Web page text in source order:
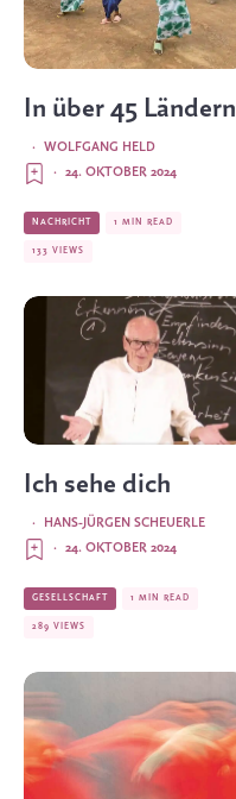
In über 45 Ländern
WOLFGANG HELD
·
24. OKTOBER 2024
·
NACHRICHT 1 MIN READ
133 VIEWS
Ich sehe dich
HANS-JÜRGEN SCHEUERLE
·
24. OKTOBER 2024
·
GESELLSCHAFT 1 MIN READ
289 VIEWS